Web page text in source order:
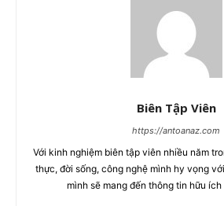
Biên Tập Viên
https://antoanaz.com
Với kinh nghiệm biên tập viên nhiều năm
thực, đời sống, công nghệ mình hy vọng
mình sẽ mang đến thông tin hữu